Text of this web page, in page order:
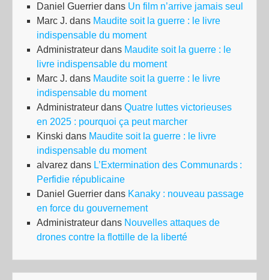
Daniel Guerrier dans Un film n’arrive jamais seul
Marc J. dans Maudite soit la guerre : le livre
indispensable du moment
Administrateur dans Maudite soit la guerre : le
livre indispensable du moment
Marc J. dans Maudite soit la guerre : le livre
indispensable du moment
Administrateur dans Quatre luttes victorieuses
en 2025 : pourquoi ça peut marcher
Kinski dans Maudite soit la guerre : le livre
indispensable du moment
alvarez dans L’Extermination des Communards :
Perfidie républicaine
Daniel Guerrier dans Kanaky : nouveau passage
en force du gouvernement
Administrateur dans Nouvelles attaques de
drones contre la flottille de la liberté